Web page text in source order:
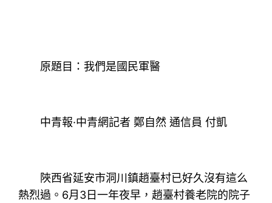
原題目：我們是國民軍醫
中青報·中青網記者 鄭自然 通信員 付凱
陜西省延安市洞川鎮趙臺村已好久沒有這么
熱烈過。6月3日一年夜早，趙臺村養老院的院子